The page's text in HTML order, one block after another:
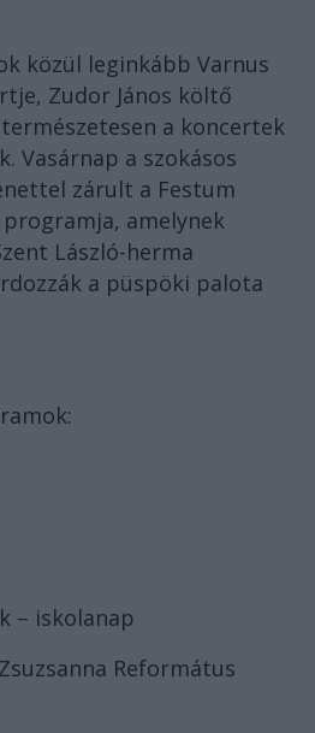
közül leginkább Varnus
Zudor János költő
a koncertek
Vasárnap a szokásos
zárult a Festum
amelynek
László-herma
a püspöki palota
– iskolanap
Református